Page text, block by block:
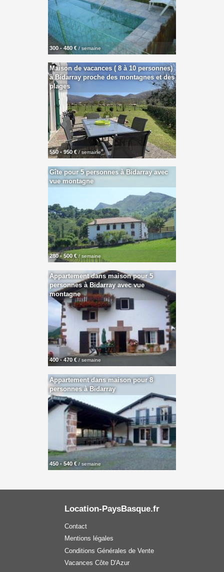
300 - 480 € / semaine
Maison de vacances ( 8 à 10 personnes)
à Bidarray proche des montagnes et des
plages
550 - 950 €/ semaine
Gîte pour 5 personnes à Bidarray avec
vue montagne
280 - 500 €/ semaine
Appartement dans maison pour 5
personnes à Bidarray avec vue
montagne
400 - 470 € / semaine
Appartement dans maison pour 8
personnes à Bidarray
450 - 540 € / semaine
Location-PaysBasque.fr
Contact
Mentions légales
Conditions Générales de Vente
Vacances Côte D'Azur